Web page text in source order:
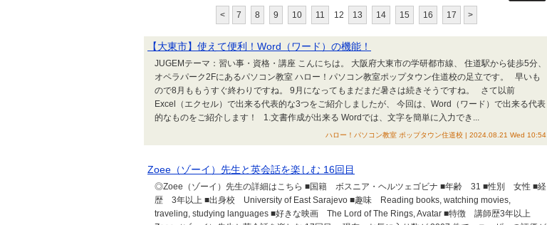
< 7 8 9 10 11 12 13 14 15 16 17 >
【大東市】使えて便利！Word（ワード）の機能！
JUGEMテーマ：習い事・資格・講座 こんにちは。 大阪府大東市の学研都市線、 住道駅から徒歩5分、
オペラパーク2Fにあるパソコン教室 ハロー！パソコン教室ポップタウン住道校の足立です。 早いも
ので8月ももうすぐ終わりですね。 9月になってもまだまだ暑さは続きそうですね。 さて以前
Excel（エクセル）で出来る代表的な3つをご紹介しましたが、 今回は、Word（ワード）で出来る代表
的なものをご紹介します！ 1.文書作成が出来る Wordでは、文字を簡単に入力でき...
ハロー！パソコン教室 ポップタウン住道校 | 2024.08.21 Wed 10:54
Zoee（ゾーイ）先生と英会話を楽しむ 16回目
◎Zoee（ゾーイ）先生の詳細はこちら ■国籍 ボスニア・ヘルツェゴビナ ■年齢 31 ■性別 女性 ■経
歴 3年以上 ■出身校 University of East Sarajevo ■趣味 Reading books, watching movies,
traveling, studying languages ■好きな映画 The Lord of The Rings, Avatar ■特徴 講師歴3年以上